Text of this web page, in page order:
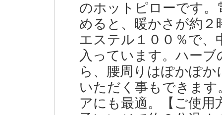
のホットピローです。
めると、暖かさが約２
エステル１００％で
入っています。ハー
ら、腰周りはぽかぽ
いただく事もできま
アにも最適。【ご使用